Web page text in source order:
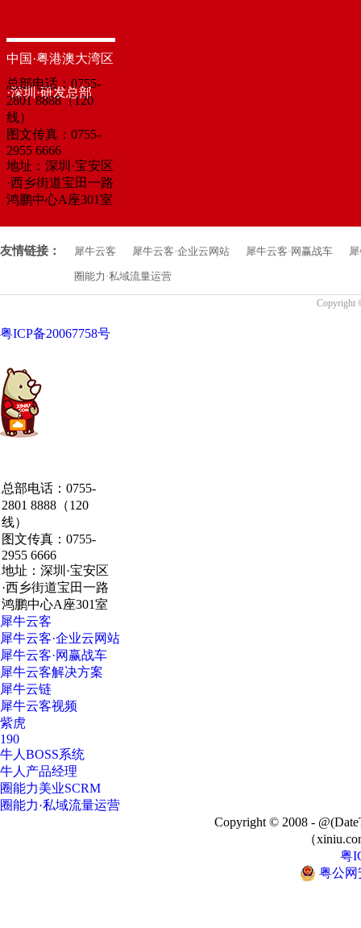
中国·粤港澳大湾区
·深圳·研发总部
总部电话：0755-
2801 8888（120
线）
图文传真：0755-
2955 6666
地址：深圳·宝安区
·西乡街道宝田一路
鸿鹏中心A座301室
友情链接： 犀牛云客 犀牛云客·企业云网站 犀牛云客·网赢战车
圈能力·私域流量运营
Copyright
粤ICP备20067758号
·深圳·研发总部
总部电话：0755-
2801 8888（120
线）
图文传真：0755-
2955 6666
地址：深圳·宝安区
·西乡街道宝田一路
鸿鹏中心A座301室
犀牛云客
犀牛云客·企业云网站
犀牛云客·网赢战车
犀牛云客解决方案
犀牛云链
犀牛云客视频
紫虎
190
牛人BOSS系统
牛人产品经理
圈能力美业SCRM
圈能力·私域流量运营
Copyright © 2008 -
（
粤
粤公网